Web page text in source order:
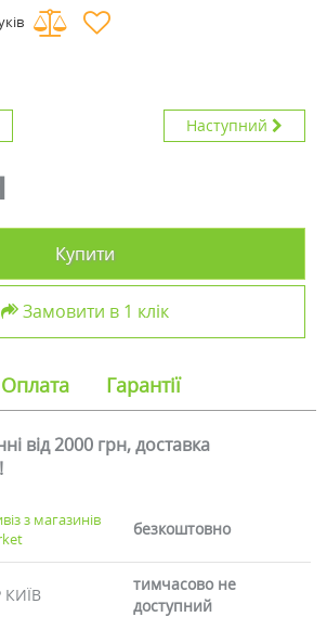
Наступний
Купити
Замовити в 1 клік
Оплата Гарантії
від 2000 грн, доставка
з магазинів
безкоштовно
КИЇВ
тимчасово не
доступний